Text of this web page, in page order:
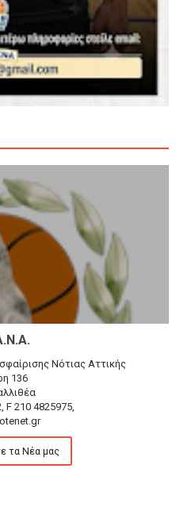
Νότιας Αττικής
136
F 210 4825975,
τα Νέα μας